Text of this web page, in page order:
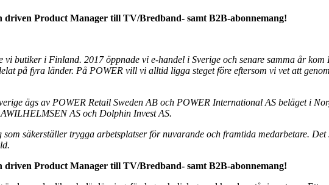
Product Manager till TV/Bredband- samt B2B-abonnemang!
butiker i Finland. 2017 öppnade vi e-handel i Sverige och senare samma år
på fyra länder. På POWER vill vi alltid ligga steget före eftersom vi vet att
ägs av POWER Retail Sweden AB och POWER International AS beläget i
AS och Dolphin Invest AS.
säkerställer trygga arbetsplatser för nuvarande och framtida medarbetare.
Product Manager till TV/Bredband- samt B2B-abonnemang!